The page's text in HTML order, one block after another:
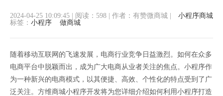
小程序商城
2024-04-25 10:09:45 阅读：598 作者：有赞微商城
标签： 小程序 做商城
随着移动互联网的飞速发展，电商行业竞争日益激烈。如何在众多
电商平台中脱颖而出，成为广大电商从业者关注的焦点。小程序作
为一种新兴的电商模式，以其便捷、高效、个性化的特点受到了广
泛关注。方维商城小程序开发将为您详细介绍如何利用小程序打造